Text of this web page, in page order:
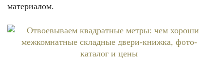
материалом.